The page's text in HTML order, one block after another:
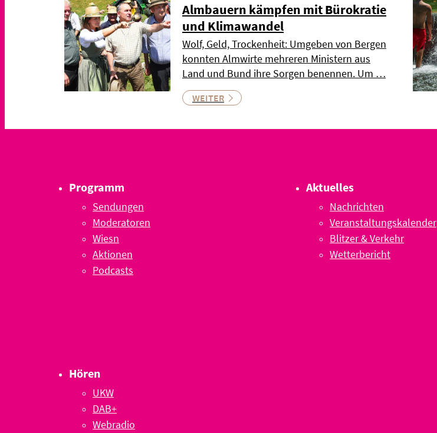
Almbauern kämpfen mit Bürokratie
und Klimawandel
Wolf, Geld, Trockenheit: Umgeben von Bergen
konnten Almwirte mehreren Ministern aus
Land und Bund ihre Sorgen benennen. Um …
WEITER
Programm
Sendungen
Moderatoren
Wiesn
Aktionen
Podcasts
Aktuelles
Nachrichten
Veranstaltungskalender
Blitzer & Verkehr
Wetterbericht
Hören
UKW
DAB+
Webradio